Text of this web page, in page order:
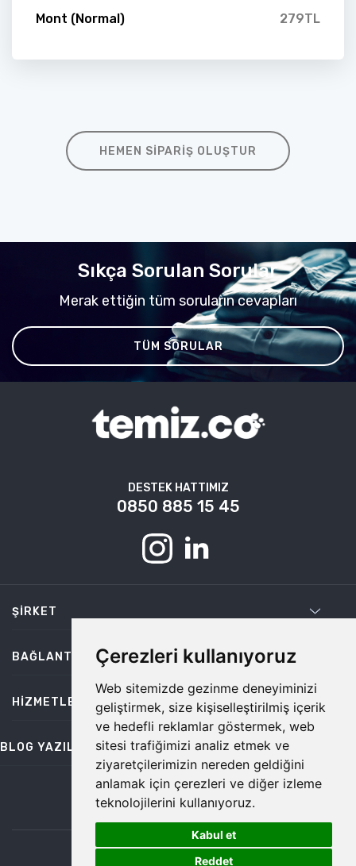
Çerezleri kullanıyoruz
Web sitemizde gezinme deneyiminizi
geliştirmek, size kişiselleştirilmiş içerik
ve hedefli reklamlar göstermek, web
sitesi trafiğimizi analiz etmek ve
ziyaretçilerimizin nereden geldiğini
anlamak için çerezleri ve diğer izleme
teknolojilerini kullanıyoruz.
Kabul et
Reddet
Mont (Normal) 279TL
HEMEN SIPARIŞ OLUŞTUR
Sıkça Sorulan Sorular
Merak ettiğin tüm soruların cevapları
TÜM SORULAR
DESTEK HATTIMIZ
0850 885 15 45
ŞIRKET
BAĞLANTILAR
HIZMETLER
BLOG YAZILARI
bilgi@temiz.co
©2026 Temiz, Her Hakkı Saklıdır.